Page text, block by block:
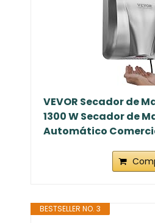
VEVOR Secador de
1300 W Secador de
Automático
BESTSELLER NO. 3